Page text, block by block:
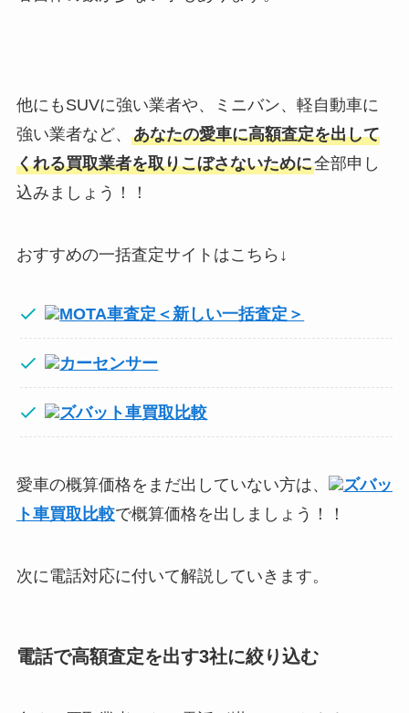
他にもSUVに強い業者や、ミニバン、軽自動車に
強い業者など、 あなたの愛車に高額査定を出して
くれる買取業者を取りこぼさないために全部申し
込みましょう！！
おすすめの一括査定サイトはこちら↓
MOTA車査定＜新しい一括査定＞
カーセンサー
ズバット車買取比較
愛車の概算価格をまだ出していない方は、
ズバッ
ト車買取比較で概算価格を出しましょう！！
次に電話対応に付いて解説していきます。
電話で高額査定を出す3社に絞り込む